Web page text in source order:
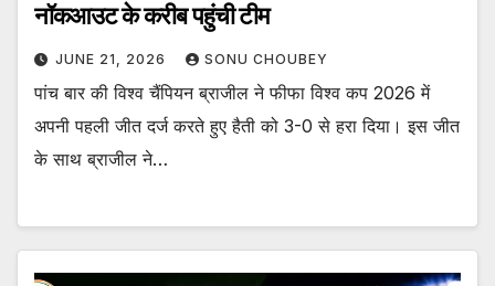
नॉकआउट के करीब पहुंची टीम
JUNE 21, 2026 SONU CHOUBEY
पांच बार की विश्व चैंपियन ब्राजील ने फीफा विश्व कप 2026 में
अपनी पहली जीत दर्ज करते हुए हैती को 3-0 से हरा दिया। इस जीत
के साथ ब्राजील ने…